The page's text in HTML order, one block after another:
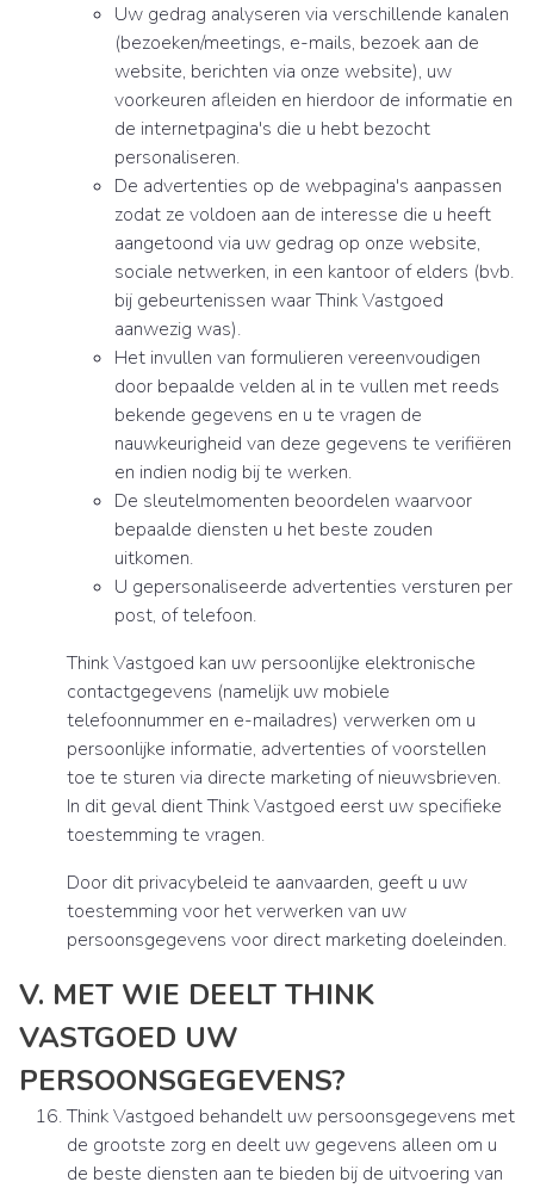
Uw gedrag analyseren via verschillende kanalen
(bezoeken/meetings, e-mails, bezoek aan de
website, berichten via onze website), uw
voorkeuren afleiden en hierdoor de informatie en
de internetpagina's die u hebt bezocht
personaliseren.
De advertenties op de webpagina's aanpassen
zodat ze voldoen aan de interesse die u heeft
aangetoond via uw gedrag op onze website,
sociale netwerken, in een kantoor of elders (bvb.
bij gebeurtenissen waar Think Vastgoed
aanwezig was).
Het invullen van formulieren vereenvoudigen
door bepaalde velden al in te vullen met reeds
bekende gegevens en u te vragen de
nauwkeurigheid van deze gegevens te verifiëren
en indien nodig bij te werken.
De sleutelmomenten beoordelen waarvoor
bepaalde diensten u het beste zouden
uitkomen.
U gepersonaliseerde advertenties versturen per
post, of telefoon.
Think Vastgoed kan uw persoonlijke elektronische
contactgegevens (namelijk uw mobiele
telefoonnummer en e-mailadres) verwerken om u
persoonlijke informatie, advertenties of voorstellen
toe te sturen via directe marketing of nieuwsbrieven.
In dit geval dient Think Vastgoed eerst uw specifieke
toestemming te vragen.
Door dit privacybeleid te aanvaarden, geeft u uw
toestemming voor het verwerken van uw
persoonsgegevens voor direct marketing doeleinden.
V. MET WIE DEELT THINK
VASTGOED UW
PERSOONSGEGEVENS?
Think Vastgoed behandelt uw persoonsgegevens met
de grootste zorg en deelt uw gegevens alleen om u
de beste diensten aan te bieden bij de uitvoering van